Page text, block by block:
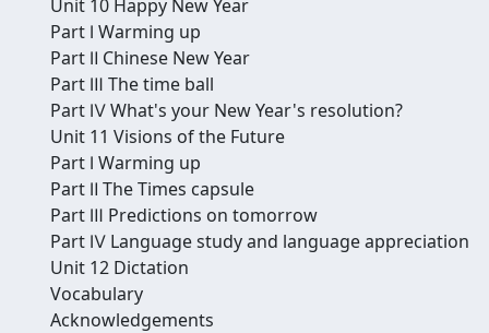
Unit 10 Happy New Year
Part Ⅰ Warming up
Part Ⅱ Chinese New Year
Part Ⅲ The time ball
Part Ⅳ What's your New Year's resolution?
Unit 11 Visions of the Future
Part Ⅰ Warming up
Part Ⅱ The Times capsule
Part Ⅲ Predictions on tomorrow
Part Ⅳ Language study and language appreciation
Unit 12 Dictation
Vocabulary
Acknowledgements